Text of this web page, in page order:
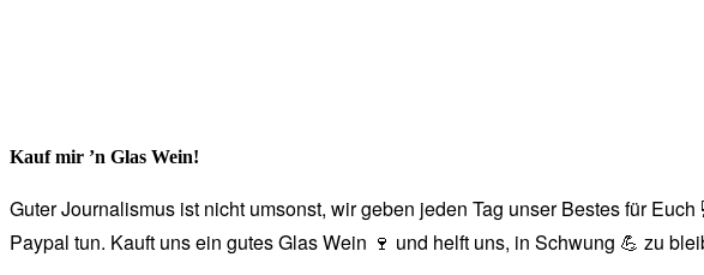
Kauf mir ’n Glas Wein!
Guter Journalismus ist nicht umsonst, wir geben jeden Tag unser Bestes für
Paypal tun. Kauft uns ein gutes Glas Wein 🍷 und helft uns, in Schwung 💪 zu